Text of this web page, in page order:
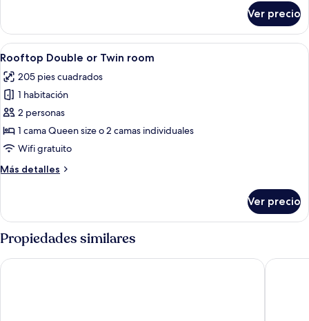
al
parque
1
habitación,
vista
parque
Ver precio
Abrir
todas
las
fotos
de
Rooftop
Double
Twin
Un dormitorio moderno con cama,
6
Rooftop Double or Twin room
205 pies cuadrados
1 habitación
2 personas
1 cama Queen size o 2 camas individuales
Wifi gratuito
Más detalles
Más
Double
or
Twin
room
Ver precio
Propiedades similares
Grand Hotel Viljandi Vihula